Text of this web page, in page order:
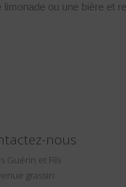
ou une bière et
nous
Guérin et Fils
grassin